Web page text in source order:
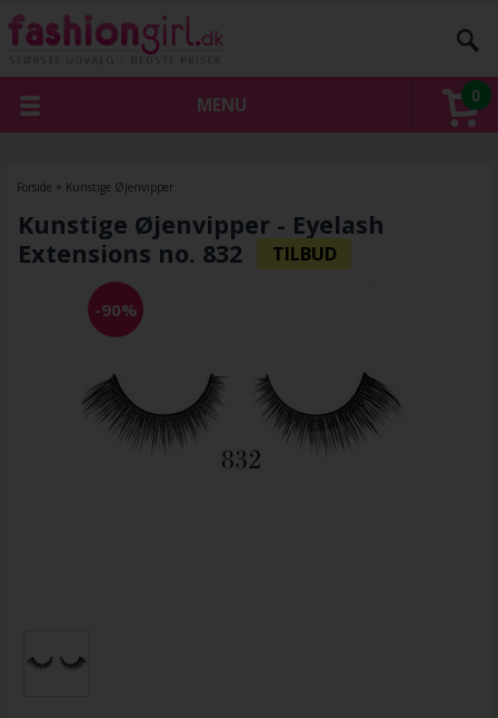
0
MENU
Forside » Kunstige Øjenvipper
Kunstige Øjenvipper - Eyelash
Extensions no. 832
-90%